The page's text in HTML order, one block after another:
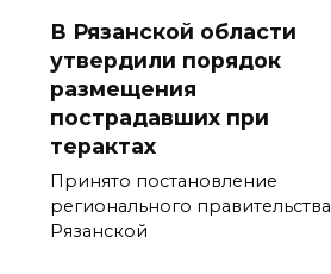
В Рязанской области
утвердили порядок
размещения
пострадавших при
терактах
Принято постановление
регионального правительства
Рязанской